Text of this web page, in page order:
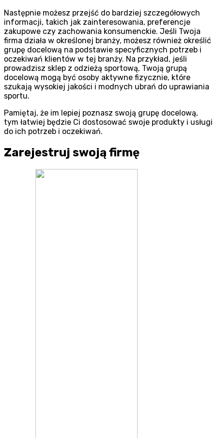
Następnie możesz przejść do bardziej szczegółowych
informacji, takich jak zainteresowania, preferencje
zakupowe czy zachowania konsumenckie. Jeśli Twoja
firma działa w określonej branży, możesz również określić
grupę docelową na podstawie specyficznych potrzeb i
oczekiwań klientów w tej branży. Na przykład, jeśli
prowadzisz sklep z odzieżą sportową, Twoją grupą
docelową mogą być osoby aktywne fizycznie, które
szukają wysokiej jakości i modnych ubrań do uprawiania
sportu.
Pamiętaj, że im lepiej poznasz swoją grupę docelową,
tym łatwiej będzie Ci dostosować swoje produkty i usługi
do ich potrzeb i oczekiwań.
Zarejestruj swoją firmę